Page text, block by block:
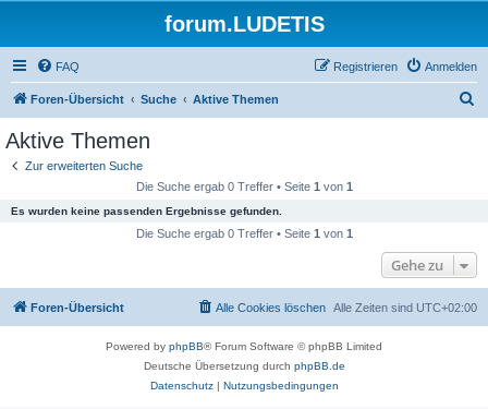
forum.LUDETIS
FAQ Anmelden
Registrieren
Foren-Übersicht Suche Aktive Themen
Aktive Themen
Zur erweiterten Suche
Die Suche ergab 0 Treffer • Seite 1 von 1
Es wurden keine passenden Ergebnisse gefunden.
Die Suche ergab 0 Treffer • Seite 1 von 1
Gehe zu
Foren-Übersicht Alle Zeiten sind UTC+02:00
Alle Cookies löschen
Powered by phpBB® Forum Software © phpBB Limited
Deutsche Übersetzung durch phpBB.de
Datenschutz| Nutzungsbedingungen